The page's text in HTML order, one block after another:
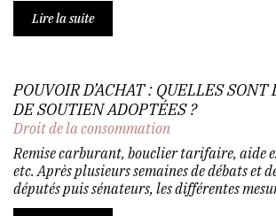
Lire la suite
POUVOIR D’ACHAT : QUELLES SONT
DE SOUTIEN ADOPTÉES ?
Droit de la consommation
Remise carburant, bouclier tarifaire, aide
etc. Après plusieurs semaines de débats et
députés puis sénateurs, les différentes